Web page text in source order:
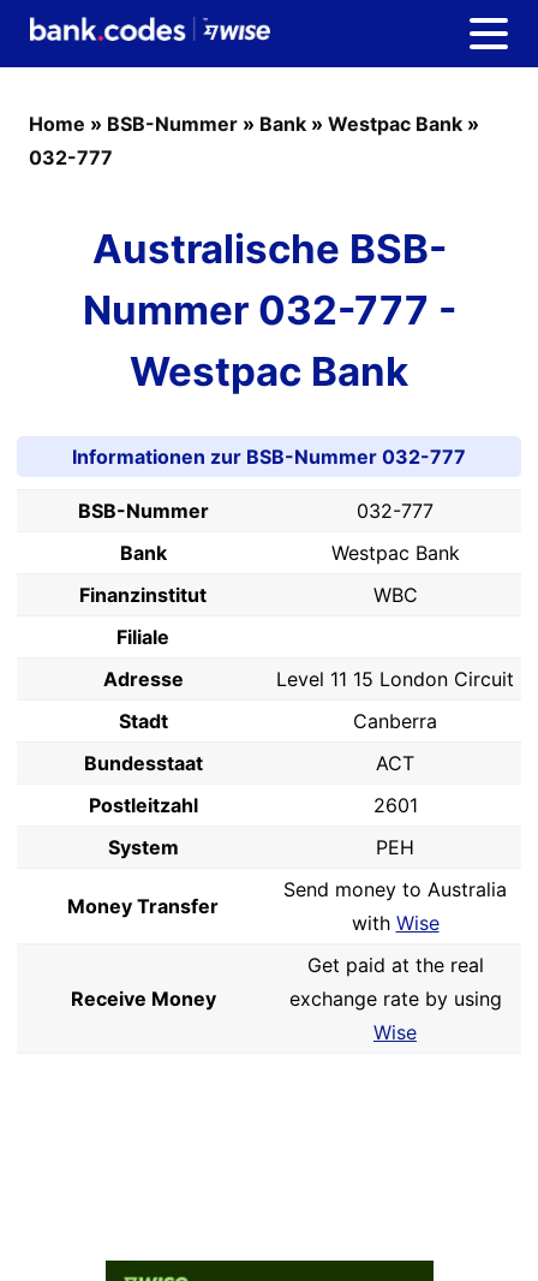
Home » BSB-Nummer » Bank » Westpac Bank »
032-777
Australische BSB-
Nummer 032-777 -
Westpac Bank
Informationen zur BSB-Nummer 032-777
BSB-Nummer
032-777
Bank
Westpac Bank
Finanzinstitut
WBC
Filiale
Adresse
Level 11 15 London Circuit
Stadt
Canberra
Bundesstaat
ACT
Postleitzahl
2601
System
PEH
Money Transfer
Send money to Australia
with Wise
Receive Money
Get paid at the real
exchange rate by using
Wise